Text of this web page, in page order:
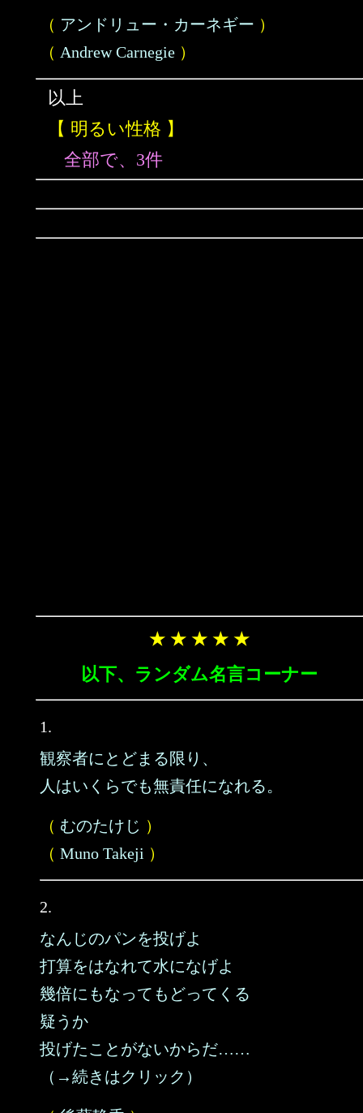
（ アンドリュー・カーネギー ）
（ Andrew Carnegie ）
以上
【 明るい性格 】
全部で、3件
★ ★ ★ ★ ★
以下、ランダム名言コーナー
1.
観察者にとどまる限り、
人はいくらでも無責任になれる。
（ むのたけじ ）
（ Muno Takeji ）
2.
なんじのパンを投げよ
打算をはなれて水になげよ
幾倍にもなってもどってくる
疑うか
投げたことがないからだ……
（→続きはクリック）